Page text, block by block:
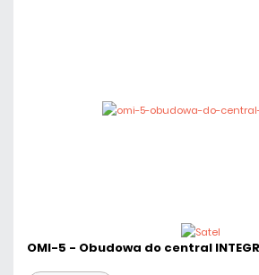
OMI-5 - Obudowa do central